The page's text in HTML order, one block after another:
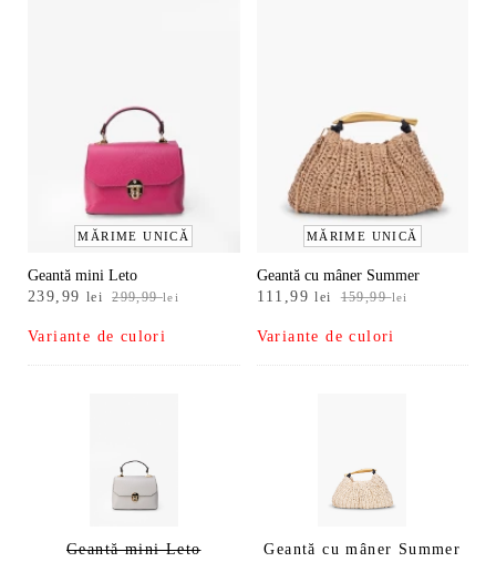
MĂRIME UNICĂ
Geantă mini Leto
299,99lei
Prețul
a
fost:
239,99 lei
Prețul
este:
239,99 lei.
Variante de culori
Geantă mini Leto
MĂRIME UNICĂ
Geantă cu mâner Summer
159,99lei
Prețul
a
fost:
111,99lei
Prețul
este:
111,99 lei.
Variante de culori
Geantă cu mâner Summer